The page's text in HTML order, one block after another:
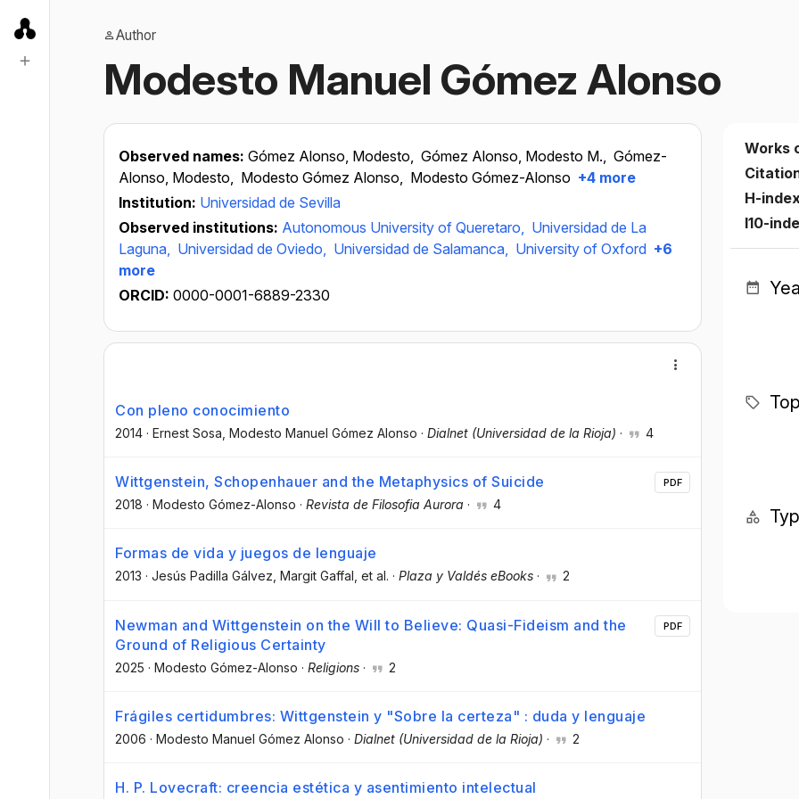
Author
Modesto Manuel Gómez Alonso
Observed names: Gómez Alonso, Modesto, Gómez Alonso, Modesto M., Gómez-
Alonso, Modesto, Modesto Gómez Alonso, Modesto Gómez-Alonso +4 more
Institution: Universidad de Sevilla
Observed institutions: Autonomous University of Queretaro, Universidad de La
Laguna, Universidad de Oviedo, Universidad de Salamanca, University of Oxford +6
more
ORCID: 0000-0001-6889-2330
Con pleno conocimiento
2014 · Ernest Sosa , Modesto Manuel Gómez Alonso · Dialnet (Universidad de la Rioja) · 4
Wittgenstein, Schopenhauer and the Metaphysics of Suicide
2018 · Modesto Gómez-Alonso · Revista de Filosofia Aurora · 4
PDF
Formas de vida y juegos de lenguaje
2013 · Jesús Padilla Gálvez , Margit Gaffal , et al. · Plaza y Valdés eBooks · 2
Newman and Wittgenstein on the Will to Believe: Quasi-Fideism and the
Ground of Religious Certainty
2025 · Modesto Gómez-Alonso · Religions · 2
PDF
Frágiles certidumbres: Wittgenstein y "Sobre la certeza" : duda y lenguaje
2006 · Modesto Manuel Gómez Alonso · Dialnet (Universidad de la Rioja) · 2
H. P. Lovecraft: creencia estética y asentimiento intelectual
Works
H-
I10-